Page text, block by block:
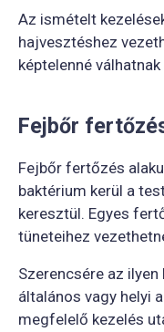
Az ismételt
hajvesztéshez
képtelenné
Fejbőr
Fejbőr fertőzés
baktérium kerül a
keresztül. Egyes
tüneteihez
Szerencsére az
általános vagy helyi
megfelelő kezelés